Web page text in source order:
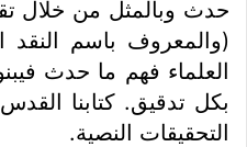
حدث وبالمثل من خلال
(والمعروف باسم
العلماء فهم ما حدث
بكل تدقيق. كتابنا
التحقيقات النصية.